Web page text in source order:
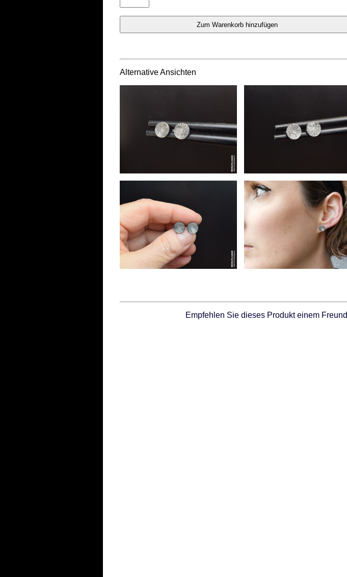
Alternative Ansichten
Empfehlen Sie dieses Produkt einem Freund